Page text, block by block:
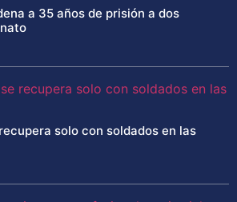
a 35 años de prisión a dos
solo con soldados en las